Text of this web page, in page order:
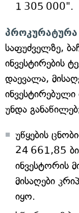
1 305 000".
პროკურატურა
საფუძველზე,
ინვესტირების
დაევალა,
უნდა
უწყების
24 661,85
ინვესტორის
მისაღები
იყო.